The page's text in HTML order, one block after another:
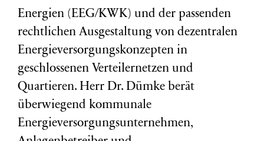
Energien (EEG/KWK) und der passenden
rechtlichen Ausgestaltung von dezentralen
Energieversorgungskonzepten in
geschlossenen Verteilernetzen und
Quartieren. Herr Dr. Dümke berät
überwiegend kommunale
Energieversorgungsunternehmen,